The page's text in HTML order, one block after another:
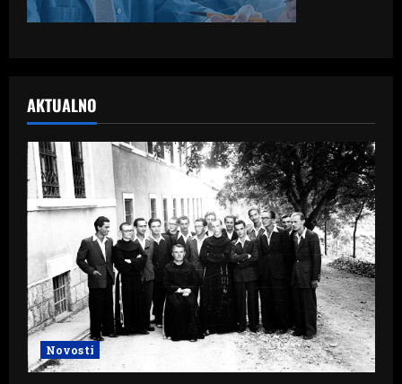
AKTUALNO
Novosti